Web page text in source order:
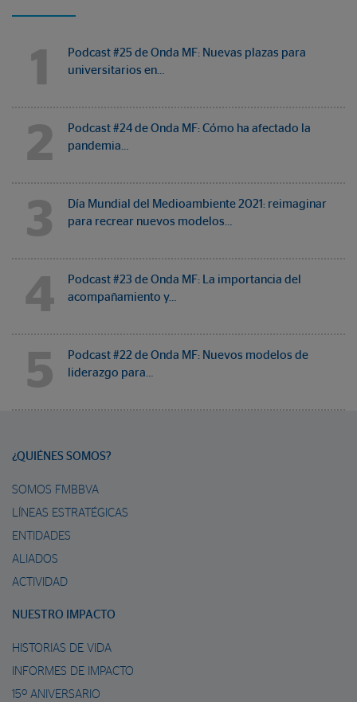
1
Podcast #25 de Onda MF: Nuevas plazas para
universitarios en…
2
Podcast #24 de Onda MF: Cómo ha afectado la
pandemia…
3
Día Mundial del Medioambiente 2021: reimaginar
para recrear nuevos modelos…
4
Podcast #23 de Onda MF: La importancia del
acompañamiento y…
5
Podcast #22 de Onda MF: Nuevos modelos de
liderazgo para…
¿QUIÉNES SOMOS?
SOMOS FMBBVA
LÍNEAS ESTRATÉGICAS
ENTIDADES
ALIADOS
ACTIVIDAD
NUESTRO IMPACTO
HISTORIAS DE VIDA
INFORMES DE IMPACTO
15º ANIVERSARIO